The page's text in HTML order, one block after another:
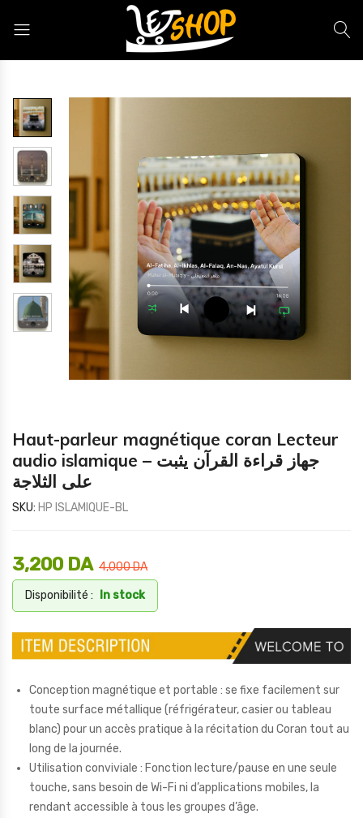
Haut-parleur magnétique coran Lecteur
audio islamique – جهاز قراءة القرآن يثبت
على الثلاجة
SKU: HP ISLAMIQUE-BL
4,000DA
3,200 DA
Disponibilité : In stock
Conception magnétique et portable : se fixe facilement sur
toute surface métallique (réfrigérateur, casier ou tableau
blanc) pour un accès pratique à la récitation du Coran tout au
long de la journée.
Utilisation conviviale : Fonction lecture/pause en une seule
touche, sans besoin de Wi-Fi ni d’applications mobiles, la
rendant accessible à tous les groupes d’âge.